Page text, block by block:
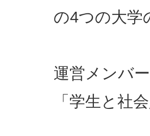
の4つの大学
運営メンバ
「学生と社